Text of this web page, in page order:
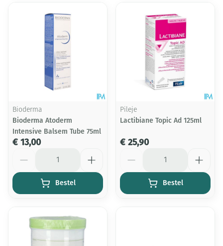
Bioderma
Bioderma Atoderm
Intensive Balsem Tube 75ml
€ 13,00
Bestel
Pileje
Lactibiane Topic Ad 125ml
€ 25,90
Bestel